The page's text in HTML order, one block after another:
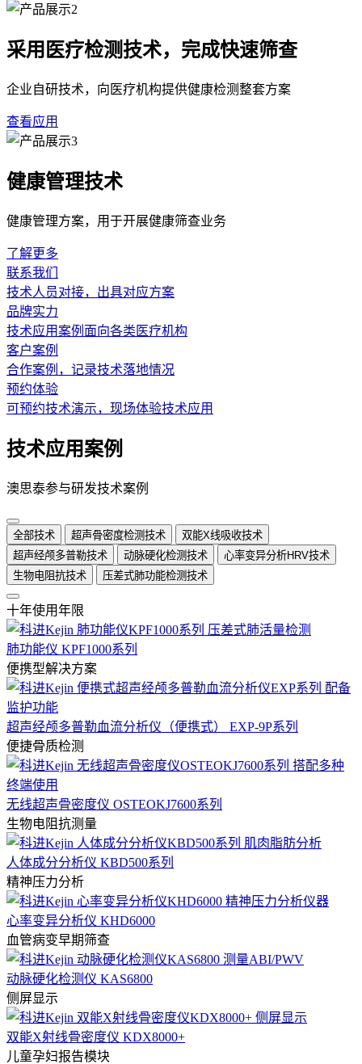
采用医疗检测技术，完成快速筛查
企业自研技术，向医疗机构提供健康检测整套方案
查看应用
健康管理技术
健康管理方案，用于开展健康筛查业务
了解更多
联系我们
技术人员对接，出具对应方案
品牌实力
技术应用案例面向各类医疗机构
客户案例
合作案例，记录技术落地情况
预约体验
可预约技术演示，现场体验技术应用
技术应用案例
澳思泰参与研发技术案例
全部技术 超声骨密度检测技术
双能X线吸收技术
超声经颅多普勒技术
动脉硬化检测技术
心率变异分析HRV技术
生物电阻抗技术
压差式肺功能检测技术
十年使用年限
肺功能仪 KPF1000系列
便携型解决方案
超声经颅多普勒血流分析仪（便携式） EXP-9P系列
便捷骨质检测
无线超声骨密度仪 OSTEOKJ7600系列
生物电阻抗测量
人体成分分析仪 KBD500系列
精神压力分析
心率变异分析仪 KHD6000
血管病变早期筛查
动脉硬化检测仪 KAS6800
侧屏显示
双能X射线骨密度仪 KDX8000+
儿童孕妇报告模块